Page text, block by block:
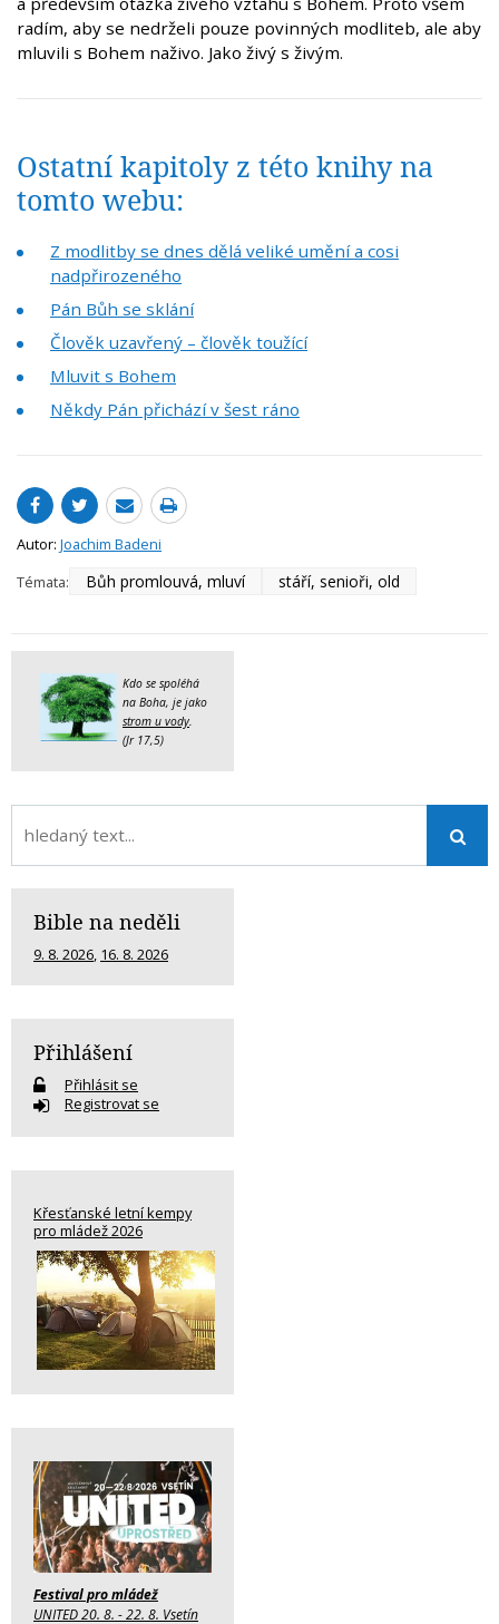
radím, aby se nedrželi pouze povinných modliteb, ale aby
mluvili s Bohem naživo. Jako živý s živým.
Ostatní kapitoly z této knihy na
tomto webu:
Z modlitby se dnes dělá veliké umění a cosi
nadpřirozeného
Pán Bůh se sklání
Člověk uzavřený – člověk toužící
Mluvit s Bohem
Někdy Pán přichází v šest ráno
Autor: Joachim Badeni
Témata:
Bůh promlouvá, mluví stáří, senioři, old
Kdo se spoléhá
na Boha, je jako
strom u vody
(Jr 17,5)
Bible na neděli
9. 8. 2026, 16. 8. 2026
Přihlášení
Přihlásit se
Registrovat se
Křesťanské letní kempy
pro mládež 2026
Festival pro mládež
UNITED 20. 8. - 22. 8. Vsetín